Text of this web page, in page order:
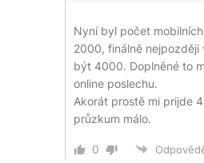
Nyní byl počet
2000, finálně nejpozději
být 4000. Doplněné to
online poslechu.
Akorát prostě mi prijde
průzkum málo.
0